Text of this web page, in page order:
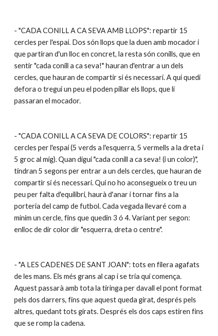
- "CADA CONILL A CA SEVA AMB LLOPS": repartir 15
cercles per l'espai. Dos són llops que la duen amb mocador i
que partiran d'un lloc en concret, la resta són conills, que en
sentir "cada conill a ca seva!" hauran d'entrar a un dels
cercles, que hauran de compartir si és necessari. A qui quedi
defora o tregui un peu el poden pillar els llops, que li
passaran el mocador.
- "CADA CONILL A CA SEVA DE COLORS": repartir 15
cercles per l'espai (5 verds a l'esquerra, 5 vermells a la dreta i
5 groc al mig). Quan digui "cada conill a ca seva! (i un color)",
tindran 5 segons per entrar a un dels cercles, que hauran de
compartir si és necessari. Qui no ho aconsegueix o treu un
peu per falta d'equilibri, haurà d'anar i tornar fins a la
porteria del camp de futbol. Cada vegada llevaré com a
mínim un cercle, fins que quedin 3 ó 4. Variant per segon:
enlloc de dir color dir "esquerra, dreta o centre".
- "A LES CADENES DE SANT JOAN": tots en filera agafats
de les mans. Els més grans al cap i se tria qui comença.
Aquest passarà amb tota la tiringa per davall el pont format
pels dos darrers, fins que aquest queda girat, després pels
altres, quedant tots girats. Després els dos caps estiren fins
que se romp la cadena.